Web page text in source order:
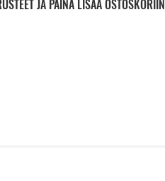
JA PAINA LISÄÄ OSTOSKORIIN